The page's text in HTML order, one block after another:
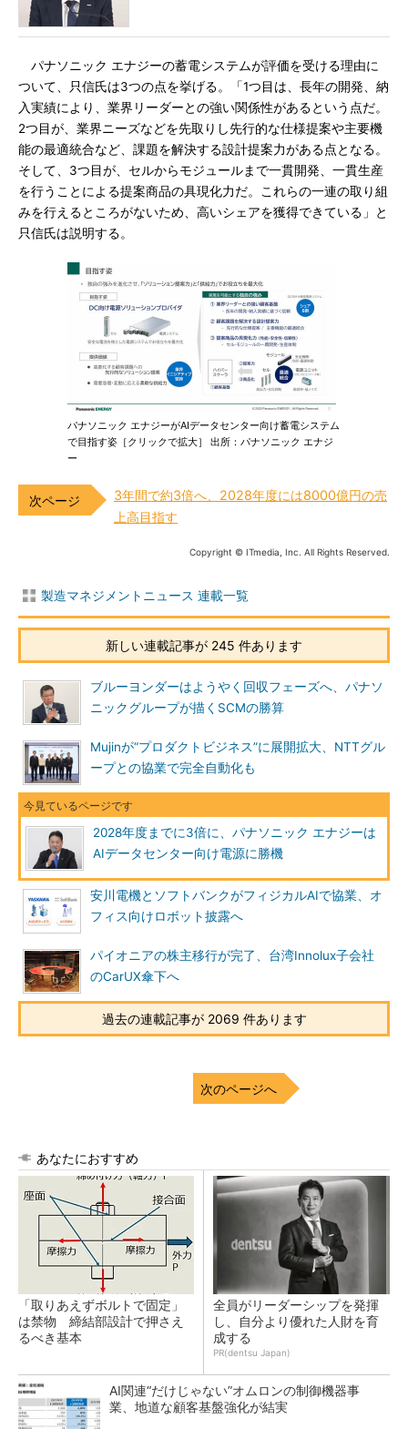
パナソニック エナジーの蓄電システムが評価を受ける理由に
ついて、只信氏は3つの点を挙げる。「1つ目は、長年の開発、納
入実績により、業界リーダーとの強い関係性があるという点だ。
2つ目が、業界ニーズなどを先取りし先行的な仕様提案や主要機
能の最適統合など、課題を解決する設計提案力がある点となる。
そして、3つ目が、セルからモジュールまで一貫開発、一貫生産
を行うことによる提案商品の具現化力だ。これらの一連の取り組
みを行えるところがないため、高いシェアを獲得できている」と
只信氏は説明する。
パナソニック エナジーがAIデータセンター向け蓄電システム
で目指す姿［クリックで拡大］ 出所：パナソニック エナジ
ー
3年間で約3倍へ、2028年度には8000億円の売
上高目指す
Copyright © ITmedia, Inc. All Rights Reserved.
製造マネジメントニュース 連載一覧
新しい連載記事が 245 件あります
ブルーヨンダーはようやく回収フェーズへ、パナソ
ニックグループが描くSCMの勝算
Mujinが“プロダクトビジネス”に展開拡大、NTTグル
ープとの協業で完全自動化も
2028年度までに3倍に、パナソニック エナジーは
AIデータセンター向け電源に勝機
安川電機とソフトバンクがフィジカルAIで協業、オ
フィス向けロボット披露へ
パイオニアの株主移行が完了、台湾Innolux子会社
のCarUX傘下へ
過去の連載記事が 2069 件あります
次のページへ
あなたにおすすめ
「取りあえずボルトで固定」
は禁物 締結部設計で押さえ
るべき基本
全員がリーダーシップを発揮
し、自分より優れた人財を育
成する
PR(dentsu Japan)
AI関連“だけじゃない”オムロンの制御機器事
業、地道な顧客基盤強化が結実